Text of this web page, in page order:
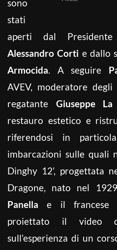
sono
stati
aperti dal
Alessandro Corti e dallo
Armocida. A seguire
AVEV, moderatore
regatante Giuseppe La
restauro estetico e
riferendosi in
imbarcazioni sulle quali
Dinghy 12’, progettata
Dragone, nato nel
Panella e il
proiettato il video
sull’esperienza di un